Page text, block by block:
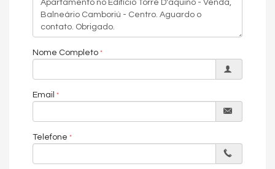
Sala de Jogos
Piscina
Espaço Gourmet
Espaço Fitness
Medidores Individuais
Brinquedoteca
Piscina Infantil
Gás Central
Hall Decorado e Mobiliado
Acessibilidade para PNE
Nome Completo
Email
Telefone